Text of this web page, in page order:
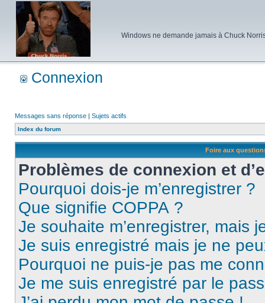
Windows ne demande jamais à Chuck
Connexion
Messages sans réponse | Sujets actifs
Index du forum
Foire aux
Problèmes de connexion et
Pourquoi dois-je m’enregistrer ?
Que signifie COPPA ?
Je souhaite m’enregistrer, mais
Je suis enregistré mais je ne
Pourquoi ne puis-je pas me
Je me suis enregistré par le